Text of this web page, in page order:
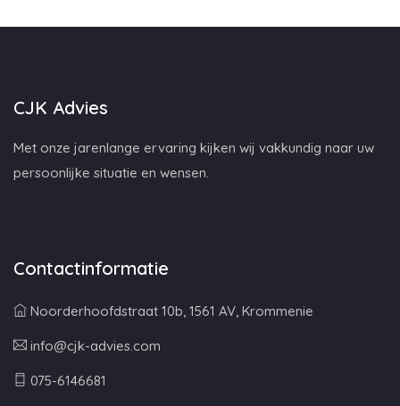
CJK Advies
Met onze jarenlange ervaring kijken wij vakkundig naar uw
persoonlijke situatie en wensen.
Contactinformatie
Noorderhoofdstraat 10b, 1561 AV, Krommenie
info@cjk-advies.com
075-6146681